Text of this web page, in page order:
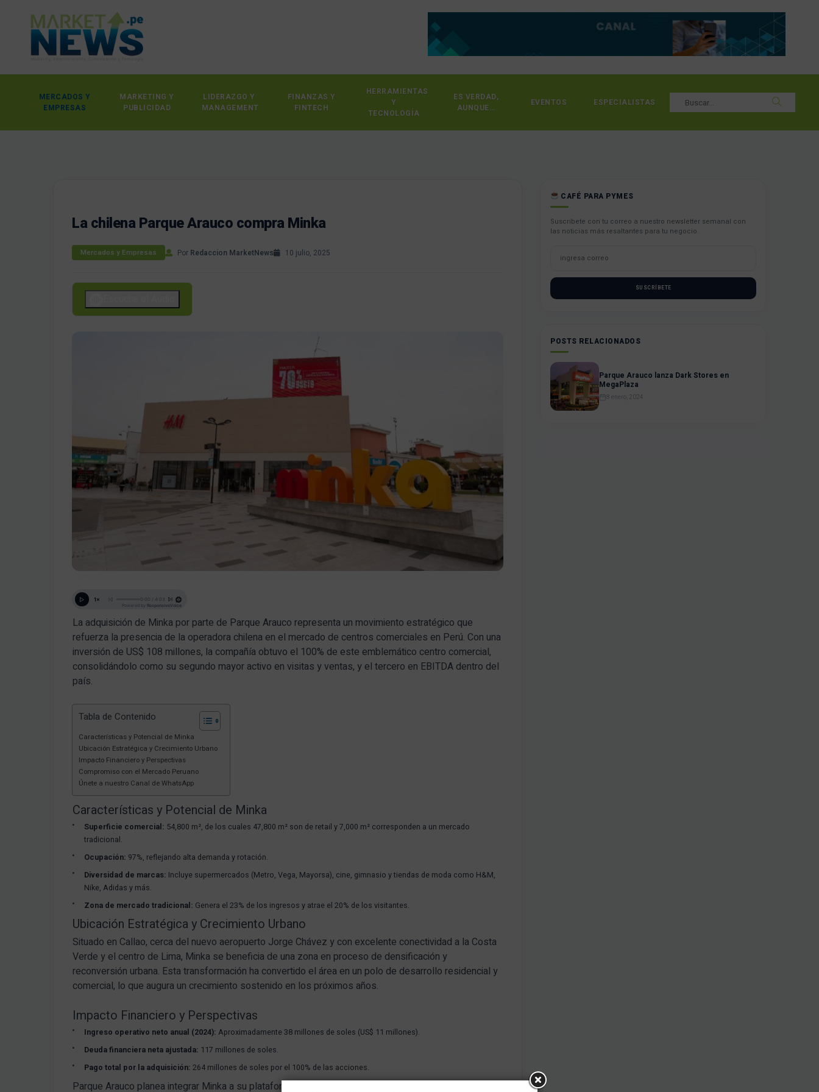
MERCADOS Y
EMPRESAS
MARKETING Y
PUBLICIDAD
LIDERAZGO Y
MANAGEMENT
FINANZAS Y
FINTECH
HERRAMIENTAS
Y
TECNOLOGÍA
ES VERDAD,
AUNQUE…
EVENTOS ESPECIALISTAS
La chilena Parque Arauco compra Minka
Mercados y Empresas Por Redaccion MarketNews 10 julio, 2025
La adquisición de Minka por parte de Parque Arauco representa un movimiento estratégico que
refuerza la presencia de la operadora chilena en el mercado de centros comerciales en Perú. Con una
inversión de US$ 108 millones, la compañía obtuvo el 100% de este emblemático centro comercial,
consolidándolo como su segundo mayor activo en visitas y ventas, y el tercero en EBITDA dentro del
país.
Tabla de Contenido
Características y Potencial de Minka
Ubicación Estratégica y Crecimiento Urbano
Impacto Financiero y Perspectivas
Compromiso con el Mercado Peruano
Únete a nuestro Canal de WhatsApp
Características y Potencial de Minka
Superficie comercial: 54,800 m², de los cuales 47,800 m² son de retail y 7,000 m² corresponden a un mercado
tradicional.
Ocupación: 97%, reflejando alta demanda y rotación.
Diversidad de marcas: Incluye supermercados (Metro, Vega, Mayorsa), cine, gimnasio y tiendas de moda como H&M,
Nike, Adidas y más.
Zona de mercado tradicional: Genera el 23% de los ingresos y atrae el 20% de los visitantes.
Ubicación Estratégica y Crecimiento Urbano
Situado en Callao, cerca del nuevo aeropuerto Jorge Chávez y con excelente conectividad a la Costa
Verde y el centro de Lima, Minka se beneficia de una zona en proceso de densificación y
reconversión urbana. Esta transformación ha convertido el área en un polo de desarrollo residencial y
comercial, lo que augura un crecimiento sostenido en los próximos años.
Impacto Financiero y Perspectivas
Ingreso operativo neto anual (2024): Aproximadamente 38 millones de soles (US$ 11 millones).
Deuda financiera neta ajustada: 117 millones de soles.
Pago total por la adquisición: 264 millones de soles por el 100% de las acciones.
Parque Arauco planea integrar Minka a su plataforma en Perú, implementando mejoras para aumentar
CAFÉ PARA PYMES
Suscríbete con tu correo a nuestro newsletter semanal con
las noticias más resaltantes para tu negocio.
SUSCRÍBETE
POSTS RELACIONADOS
Parque Arauco lanza Dark Stores en
MegaPlaza
8 enero, 2024